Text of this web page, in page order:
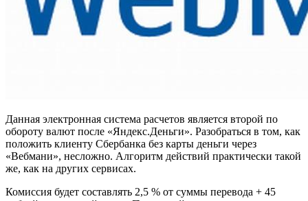
Данная электронная система расчетов является второй по
обороту валют после «Яндекс.Деньги». Разобраться в том, как
положить клиенту Сбербанка без карты деньги через
«Вебмани», несложно. Алгоритм действий практически такой
же, как на других сервисах.
Комиссия будет составлять 2,5 % от суммы перевода + 45